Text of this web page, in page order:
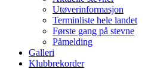
Utøverinformasjon
Terminliste hele landet
Første gang på stevne
Påmelding
Galleri
Klubbrekorder